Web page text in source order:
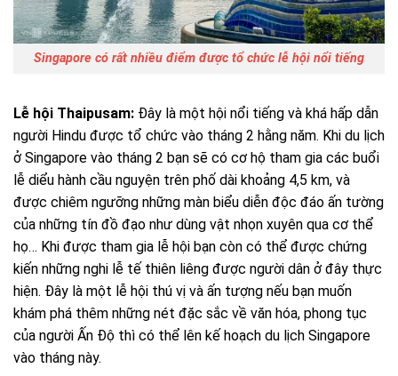
Singapore có rất nhiều điểm được tổ chức lễ hội nổi tiếng
Lễ hội Thaipusam: Đây là một hội nổi tiếng và khá hấp dẫn
người Hindu được tổ chức vào tháng 2 hằng năm. Khi du lịch
ở Singapore vào tháng 2 bạn sẽ có cơ hộ tham gia các buổi
lễ diểu hành cầu nguyện trên phố dài khoảng 4,5 km, và
được chiêm ngưỡng những màn biểu diễn độc đáo ấn tường
của những tín đồ đạo như dùng vật nhọn xuyên qua cơ thể
họ… Khi được tham gia lễ hội bạn còn có thể được chứng
kiến những nghi lễ tế thiên liêng được người dân ở đây thực
hiện. Đây là một lễ hội thú vị và ấn tượng nếu bạn muốn
khám phá thêm những nét đặc sắc về văn hóa, phong tục
của người Ấn Độ thì có thể lên kế hoạch du lịch Singapore
vào tháng này.